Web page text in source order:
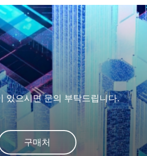
호스트에서 컨트롤러로
컨트롤러에서 DRAM이
FLASH로 데이터가
때마다 오류 검사가 적
록 보장합니다. 일부 경
오류 수정도 회로의 일
됩니다.
공장 가동
이터
있으시면 문의 부탁드립니다.
구매처